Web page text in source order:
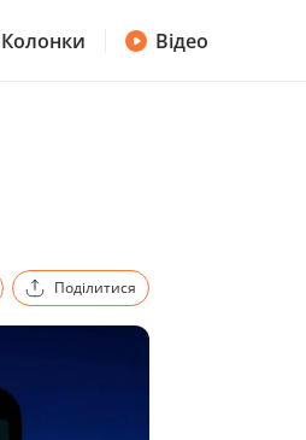
Колонки Відео
Поділитися